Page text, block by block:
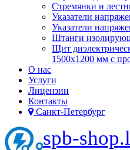
Стремянки и
Указатели
Указатели
Штанги
Щит
1500х1200 мм с
О нас
Услуги
Лицензии
Контакты
Санкт-Петербург
spb-